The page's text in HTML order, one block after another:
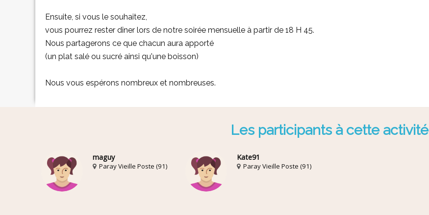
Ensuite, si vous le souhaitez,
vous pourrez rester dîner lors de notre soirée mensuelle à partir de 18 H 45.
Nous partagerons ce que chacun aura apporté
(un plat salé ou sucré ainsi qu'une boisson)
Nous vous espérons nombreux et nombreuses.
Les participants à cette activité
maguy
Paray Vieille Poste (91)
Kate91
Paray Vieille Poste (91)